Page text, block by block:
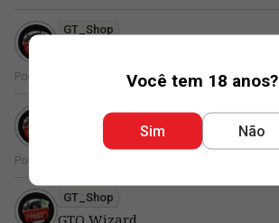
Você tem 18 anos?
Sim Não
GT_Shop
Postagens 19.02.2024 23:09
GT_Shop
GTOBase
Postagens
GT_Shop
GTO Wizard